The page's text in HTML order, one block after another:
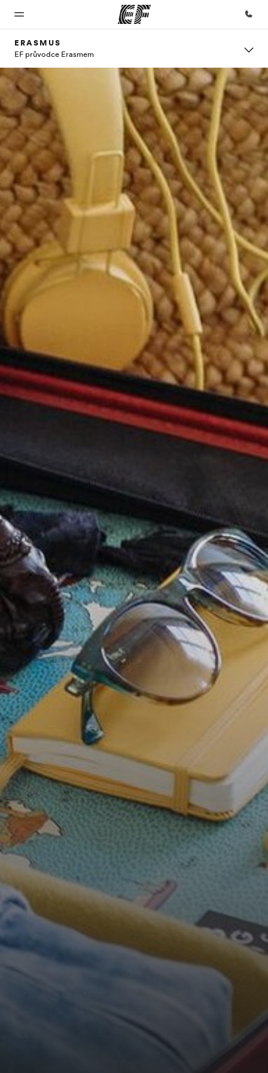
Domů
Vítejte v
EF
Kanceláře
Najděte
nejbližší
kancelář
O nás
Kdo jsme
Kariéra
Přidejte
se k nám
do týmu
ERASMUS
EF průvodce Erasmem